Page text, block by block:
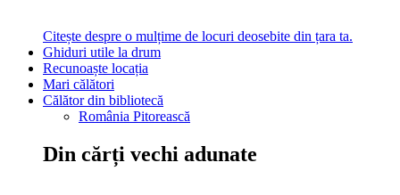
Citește despre o mulțime de locuri deosebite din țara ta.
Ghiduri utile la drum
Recunoaște locația
Mari călători
Călător din bibliotecă
România Pitorească
Din cărți vechi adunate